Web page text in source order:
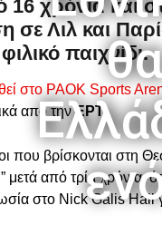
χρόνια και
Λιλ και
παιχνίδι.
στο PAOK Sports
από την ΕΡΤ .
που βρίσκονται στη
μετά από τρία χρόνια,
στο Nick Galis Hall